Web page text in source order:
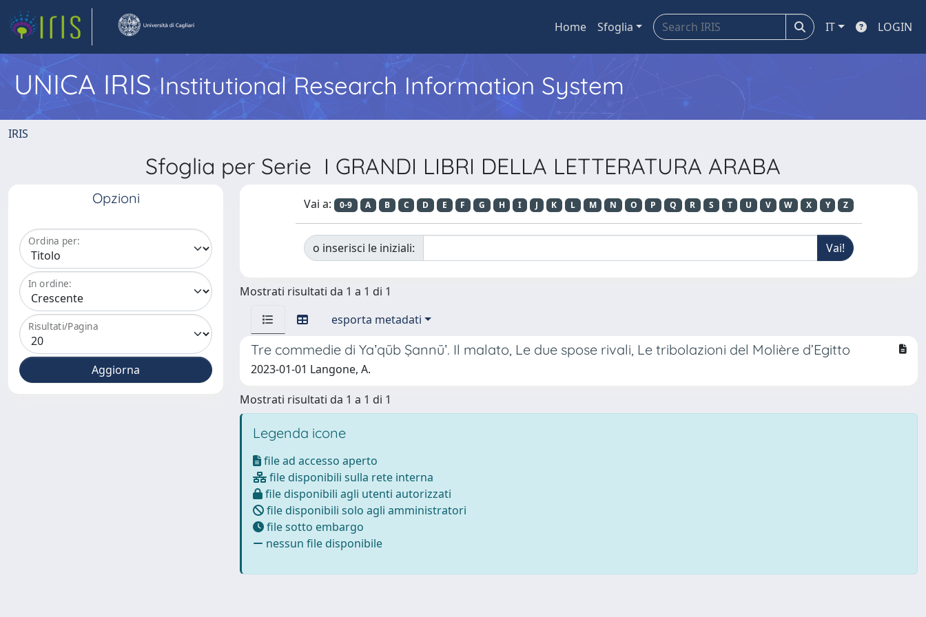
Home Sfoglia IT LOGIN
UNICA IRISInstitutional Research Information System
IRIS
Sfoglia per Serie I GRANDI LIBRI DELLA LETTERATURA ARABA
Opzioni
Ordina per:
In ordine:
Risultati/Pagina
Vai a: 0-9 A B C D E F G H I J K L M N O P Q R S T U V W X Y Z
o inserisci le iniziali:
Mostrati risultati da 1 a 1 di 1
esporta metadati
Tre commedie di Yaʽqūb Ṣannūʽ. Il malato, Le due spose rivali, Le tribolazioni del Molière d’Egitto
2023-01-01 Langone, A.
Mostrati risultati da 1 a 1 di 1
Legenda icone
file ad accesso aperto
file disponibili sulla rete interna
file disponibili agli utenti autorizzati
file disponibili solo agli amministratori
file sotto embargo
nessun file disponibile